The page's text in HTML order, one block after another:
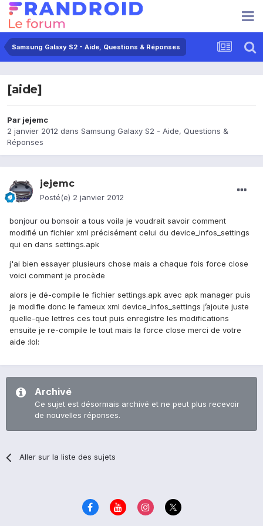
Samsung Galaxy S2 - Aide, Questions & Réponses
[aide]
Par jejemc
2 janvier 2012 dans Samsung Galaxy S2 - Aide, Questions &
Réponses
jejemc
Posté(e) 2 janvier 2012
bonjour ou bonsoir a tous voila je voudrait savoir comment
modifié un fichier xml précisément celui du device_infos_settings
qui en dans settings.apk
j'ai bien essayer plusieurs chose mais a chaque fois force close
voici comment je procède
alors je dé-compile le fichier settings.apk avec apk manager puis
je modifie donc le fameux xml device_infos_settings j’ajoute juste
quelle-que lettres ces tout puis enregistre les modifications
ensuite je re-compile le tout mais la force close merci de votre
aide :lol:
Archivé
Ce sujet est désormais archivé et ne peut plus recevoir
de nouvelles réponses.
Aller sur la liste des sujets